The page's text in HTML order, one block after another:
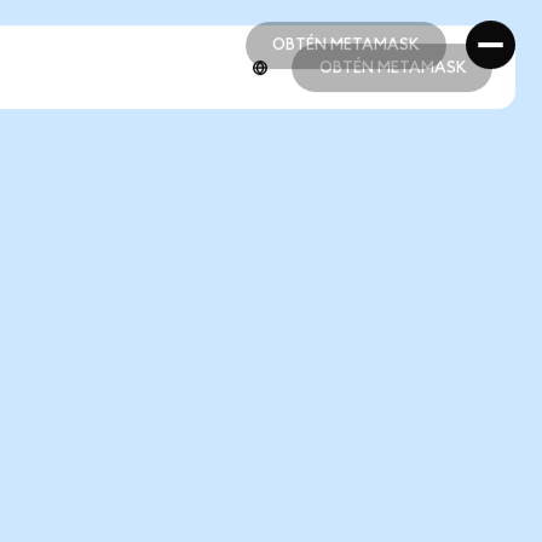
OBTÉN METAMASK
OBTÉN METAMASK
OBTÉN METAMASK